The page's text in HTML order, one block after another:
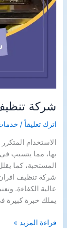
شركة
اترك تعليقاً /
الاستخدام
بها، مما يتسبب في
المستحبة، كما
شركة تنظيف
عالية الكفاءة.
يملك خبرة كبيرة
شركة
قراءة المزيد »